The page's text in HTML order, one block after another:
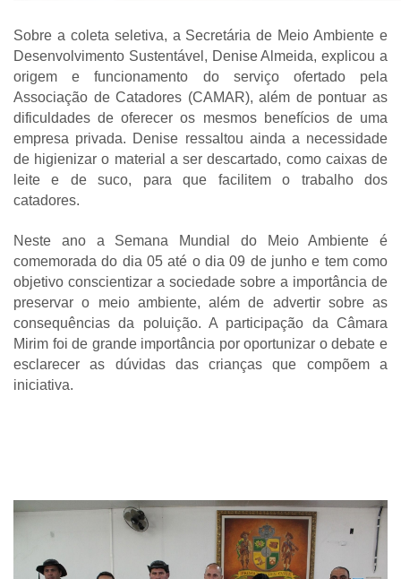
Sobre a coleta seletiva, a Secretária de Meio Ambiente e
Desenvolvimento Sustentável, Denise Almeida, explicou a
origem e funcionamento do serviço ofertado pela
Associação de Catadores (CAMAR), além de pontuar as
dificuldades de oferecer os mesmos benefícios de uma
empresa privada. Denise ressaltou ainda a necessidade
de higienizar o material a ser descartado, como caixas de
leite e de suco, para que facilitem o trabalho dos
catadores.
Neste ano a Semana Mundial do Meio Ambiente é
comemorada do dia 05 até o dia 09 de junho e tem como
objetivo conscientizar a sociedade sobre a importância de
preservar o meio ambiente, além de advertir sobre as
consequências da poluição. A participação da Câmara
Mirim foi de grande importância por oportunizar o debate e
esclarecer as dúvidas das crianças que compõem a
iniciativa.